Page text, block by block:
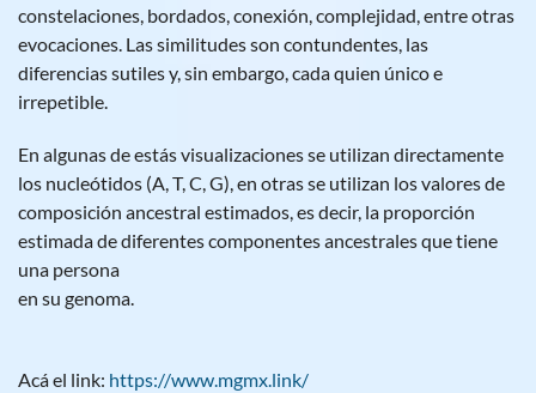
constelaciones, bordados, conexión, complejidad, entre otras
evocaciones. Las similitudes son contundentes, las
diferencias sutiles y, sin embargo, cada quien único e
irrepetible.
En algunas de estás visualizaciones se utilizan directamente
los nucleótidos (A, T, C, G), en otras se utilizan los valores de
composición ancestral estimados, es decir, la proporción
estimada de diferentes componentes ancestrales que tiene
una persona
en su genoma.
Acá el link: https://www.mgmx.link/